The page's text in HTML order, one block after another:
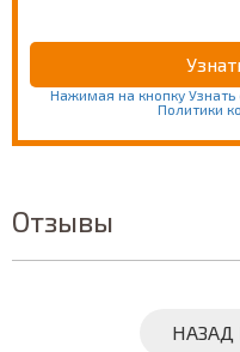
Нажимая на кнопку
Политики
Отзывы
НАЗАД